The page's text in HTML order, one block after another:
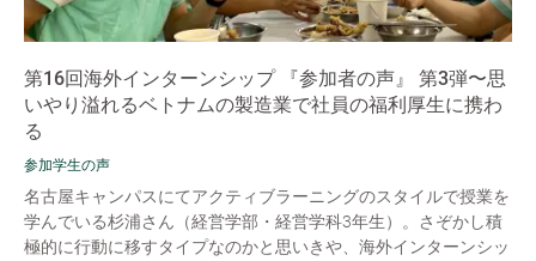
第16回海外インターンシップ 『参加者の声』 第3弾〜思
いやり溢れるベトナムの製造業で社員の福利厚生に携わ
る
参加学生の声
名古屋キャンパスにてアクティブラーニングのスタイルで授業を
学んでいる杉浦さん（経営学部・経営学科3年生）。さぞかし積
極的に行動に移すタイプなのかと思いきや、海外インターンシッ